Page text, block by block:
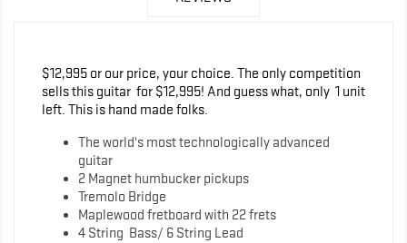
$12,995 or our price, your choice. The only competition
sells this guitar for $12,995! And guess what, only 1 unit
left. This is hand made folks.
The world's most technologically advanced
guitar
2 Magnet humbucker pickups
Tremolo Bridge
Maplewood fretboard with 22 frets
4 String Bass/ 6 String Lead